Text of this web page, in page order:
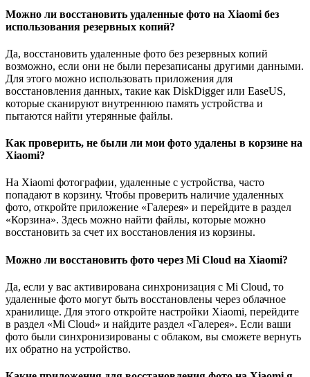
Можно ли восстановить удаленные фото на Xiaomi без
использования резервных копий?
Да, восстановить удаленные фото без резервных копий
возможно, если они не были перезаписаны другими данными.
Для этого можно использовать приложения для
восстановления данных, такие как DiskDigger или EaseUS,
которые сканируют внутреннюю память устройства и
пытаются найти утерянные файлы.
Как проверить, не были ли мои фото удалены в корзине на
Xiaomi?
На Xiaomi фотографии, удаленные с устройства, часто
попадают в корзину. Чтобы проверить наличие удаленных
фото, откройте приложение «Галерея» и перейдите в раздел
«Корзина». Здесь можно найти файлы, которые можно
восстановить за счет их восстановления из корзины.
Можно ли восстановить фото через Mi Cloud на Xiaomi?
Да, если у вас активирована синхронизация с Mi Cloud, то
удаленные фото могут быть восстановлены через облачное
хранилище. Для этого откройте настройки Xiaomi, перейдите
в раздел «Mi Cloud» и найдите раздел «Галерея». Если ваши
фото были синхронизированы с облаком, вы сможете вернуть
их обратно на устройство.